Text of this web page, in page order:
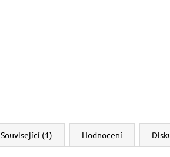
Související (1) Hodnocení